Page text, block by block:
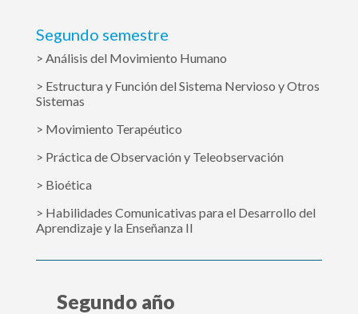
Segundo semestre
> Análisis del Movimiento Humano
> Estructura y Función del Sistema Nervioso y Otros
Sistemas
> Movimiento Terapéutico
> Práctica de Observación y Teleobservación
> Bioética
> Habilidades Comunicativas para el Desarrollo del
Aprendizaje y la Enseñanza II
Segundo año